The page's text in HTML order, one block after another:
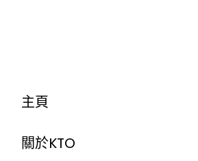
主頁
關於KTO